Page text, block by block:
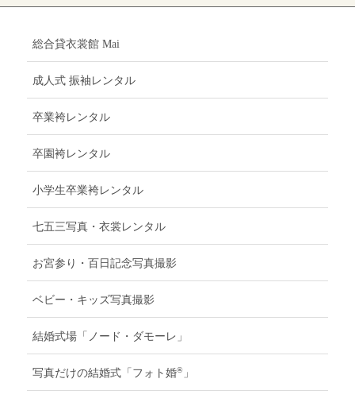
総合貸衣裳館 Mai
成人式 振袖レンタル
卒業袴レンタル
卒園袴レンタル
小学生卒業袴レンタル
七五三写真・衣裳レンタル
お宮参り・百日記念写真撮影
ベビー・キッズ写真撮影
結婚式場「ノード・ダモーレ」
写真だけの結婚式「フォト婚® 」